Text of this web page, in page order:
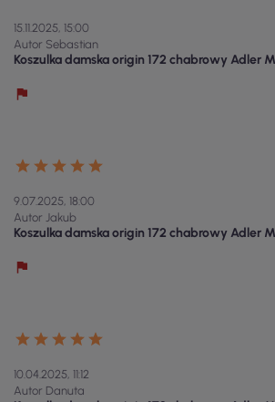
15.11.2025, 15:00
Autor Sebastian
Koszulka damska origin 172 chabrowy Adler
9.07.2025, 18:00
Autor Jakub
Koszulka damska origin 172 chabrowy Adler
10.04.2025, 11:12
Autor Danuta